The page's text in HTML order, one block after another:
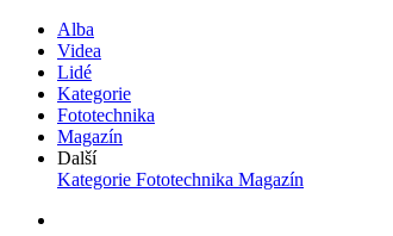
Alba
Videa
Lidé
Kategorie
Fototechnika
Magazín
Další
Kategorie Fototechnika Magazín